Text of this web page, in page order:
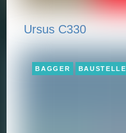
Ursus C330
BAGGER BAUSTELLE